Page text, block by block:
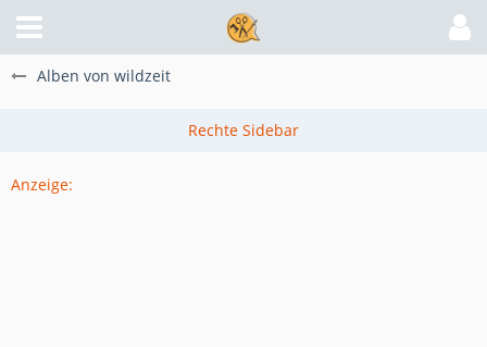
Alben von wildzeit
Anzeige: